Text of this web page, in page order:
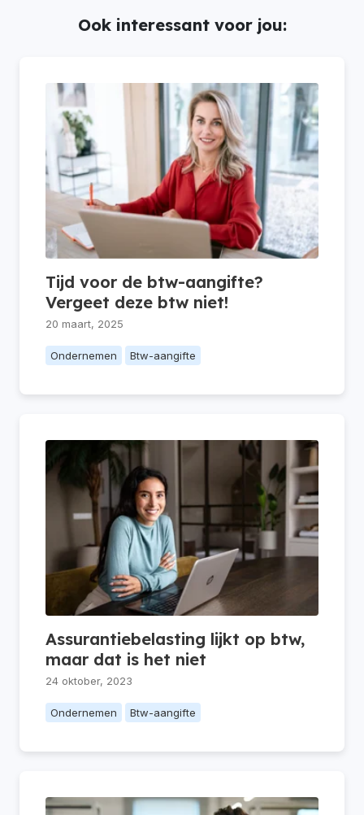
Ook interessant voor jou:
Tijd voor de btw-aangifte?
Vergeet deze btw niet!
20 maart, 2025
Ondernemen Btw-aangifte
Assurantiebelasting lijkt op btw,
maar dat is het niet
24 oktober, 2023
Ondernemen Btw-aangifte